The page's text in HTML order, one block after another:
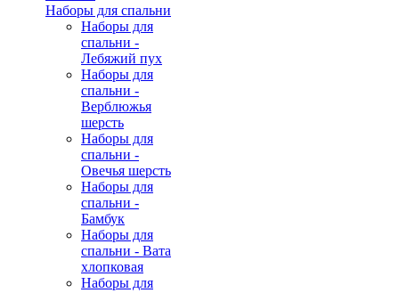
Наборы для спальни
Наборы для
спальни -
Лебяжий пух
Наборы для
спальни -
Верблюжья
шерсть
Наборы для
спальни -
Овечья шерсть
Наборы для
спальни -
Бамбук
Наборы для
спальни - Вата
хлопковая
Наборы для